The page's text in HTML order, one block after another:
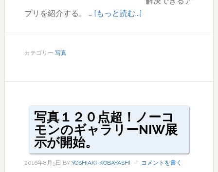
プリを紹介する。 … [もっと読む...]about
ワ
ー
何
時？
カテゴリー 写真
写真１２０点超！ノーコ
モンのギャラリーNIW展
示が開始。
2016年8月5日 BY YOSHIAKI-KOBAYASHI コメントを書く